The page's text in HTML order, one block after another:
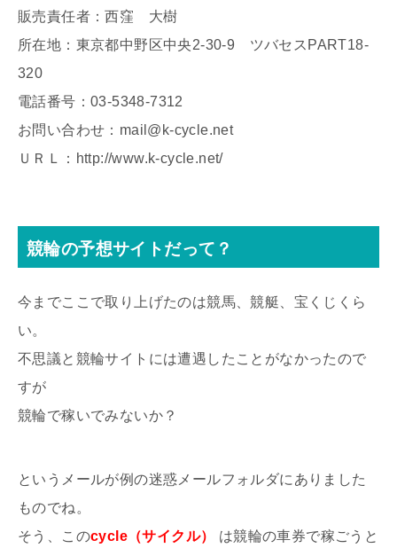
販売責任者：西窪 大樹
所在地：東京都中野区中央2-30-9 ツバセスPART18-
320
電話番号：03-5348-7312
お問い合わせ：mail@k-cycle.net
ＵＲＬ：http://www.k-cycle.net/
競輪の予想サイトだって？
今までここで取り上げたのは競馬、競艇、宝くじくら
い。
不思議と競輪サイトには遭遇したことがなかったので
すが
競輪で稼いでみないか？
というメールが例の迷惑メールフォルダにありました
ものでね。
そう、このcycle（サイクル） は競輪の車券で稼ごうと